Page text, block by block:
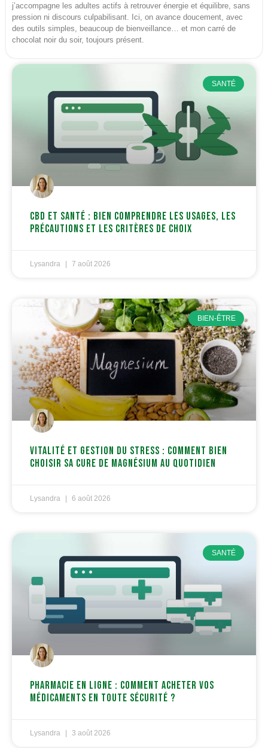
j’accompagne les adultes actifs à retrouver énergie et équilibre, sans
pression ni discours culpabilisant. Ici, on avance doucement, avec
des outils simples, beaucoup de bienveillance… et mon carré de
chocolat noir du soir, toujours présent.
SANTÉ
CBD et santé : bien comprendre les usages, les
précautions et les critères de choix
Lysandra 7 août 2026
BIEN-ÊTRE
Vitalité et gestion du stress : Comment bien
choisir sa cure de magnésium au quotidien
Lysandra 6 août 2026
SANTÉ
Pharmacie en ligne : comment acheter vos
médicaments en toute sécurité ?
Lysandra 3 août 2026